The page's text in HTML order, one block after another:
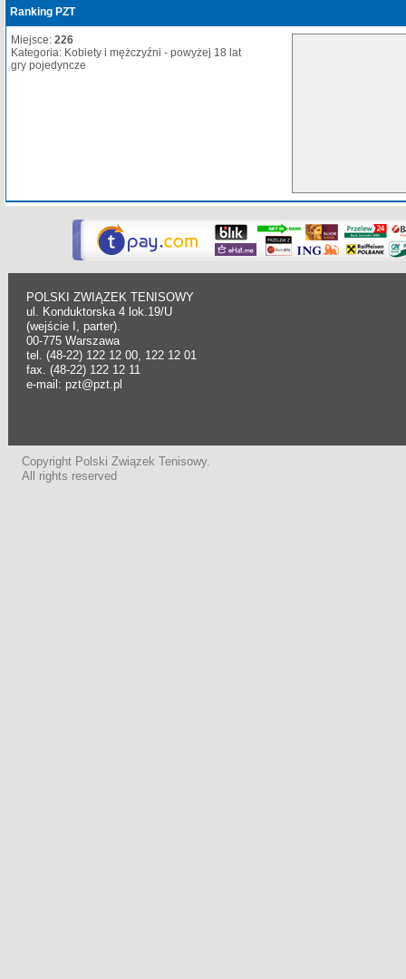
Ranking PZT
Miejsce: 226
Kategoria: Kobiety i mężczyźni - powyżej 18 lat
gry pojedyncze
POLSKI ZWIĄZEK TENISOWY
ul. Konduktorska 4 lok.19/U
(wejście I, parter).
00-775 Warszawa
tel. (48-22) 122 12 00, 122 12 01
fax. (48-22) 122 12 11
e-mail: pzt@pzt.pl
Copyright Polski Związek Tenisowy.
All rights reserved